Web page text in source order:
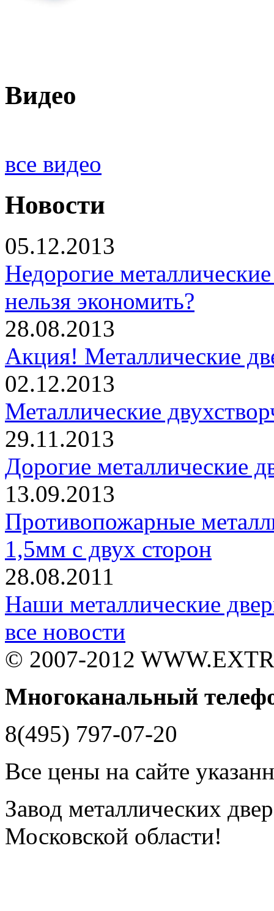
Видео
все видео
Новости
05.12.2013
Недорогие
нельзя экономить?
28.08.2013
Акция! Металлические
02.12.2013
Металлические
29.11.2013
Дорогие металлические
13.09.2013
Противопожарные
1,5мм с двух сторон
28.08.2011
Наши металлические
все новости
© 2007-2012
Многоканальный
8(495) 797-07-20
Все цены на сайте
Завод металлических
Московской области!